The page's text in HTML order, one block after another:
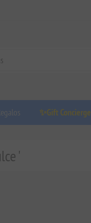
✨Gift Concierge
'